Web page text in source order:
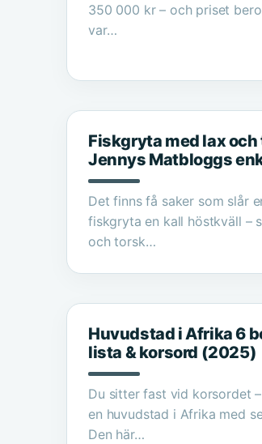
350 000 kr – och priset
var…
Fiskgryta med lax och
Jennys Matbloggs
Det finns få saker som slår
fiskgryta en kall höstkväll –
och torsk…
Huvudstad i Afrika 6
lista & korsord (2025)
Du sitter fast vid korsordet
en huvudstad i Afrika med
Den här…